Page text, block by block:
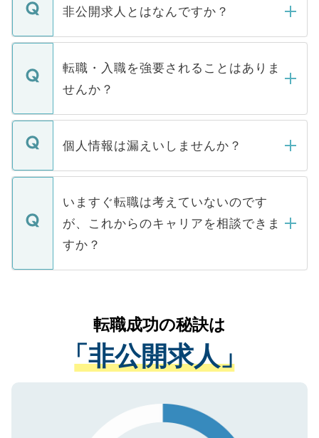
登録内容を確認し、その後メールもしくは
ます。通常、5営業日以内にはご連絡をせて
いただきますので、しばらくお待ちくださ
非公開求人とはなんですか？
マイナビDOCTORで取り扱っている求人の
うち約3割は、Webサイトからご覧いただ
けない「非公開求人」です。非公開求人は
下記の理由によって、一般には公開してい
ません。
■応募殺到を避けるため 人気のある医療機
関を公にしてしまうと、応募が殺到する場
に、医療機関が求める条件に合った人材の
みを人材紹介会社に依頼するケースが増え
ています。
転職・入職を強要されることはありま
せんか？
転職・入職を強要することは一切ありませ
ん。また、仮に応募先から内定をいただい
定を承諾する必要はありません。内定先へ
の辞退の連絡はキャリアパートナーが行い
個人情報は漏えいしませんか？
個人情報が漏えいすることはありませんの
で、ご安心ください。当サイトからの登録
などで収集したご登録者様の個人情報は、
ご本人のキャリアアップおよび転職活動の
支援を目的に使用いたします。お預かりし
ているすべての個人データはご本人の許可
は、個人情報の取り扱いについての厳密な
管理基準を満たした事業者のみに付与され
る、プライバシーマークを取得済みです。
で、機密保持に関してもご安心ください。
いますぐ転職は考えていないのです
が、これからのキャリアを相談できま
すか？
かがいして、現在の医療機関の状況や紹介
経験をまじえながら、適切なアドバイスを
させていただきます。すぐにご転職をされ
ない方には、長期的なサポートが可能です
ので、まずはご登録ください。
転職成功の秘訣は
「非公開求人」